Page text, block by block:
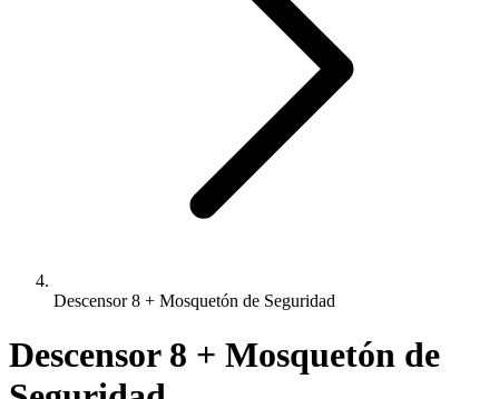
Descensor 8 + Mosquetón de Seguridad
Descensor 8 + Mosquetón de